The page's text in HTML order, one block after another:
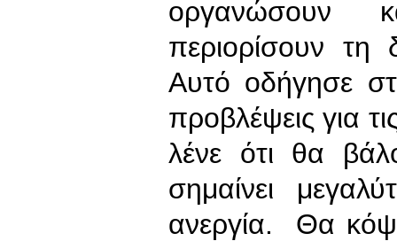
οργανώσουν
περιορίσουν τη
Αυτό οδήγησε
προβλέψεις για
λένε ότι θα
σημαίνει
ανεργία. Θα